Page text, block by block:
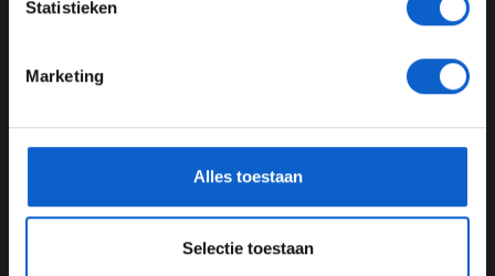
Statistieken
Marketing
Alles toestaan
Selectie toestaan
Dit bericht op Instagram bekijken
voor meer informatie over
gegevensgebruik en -bescherming.